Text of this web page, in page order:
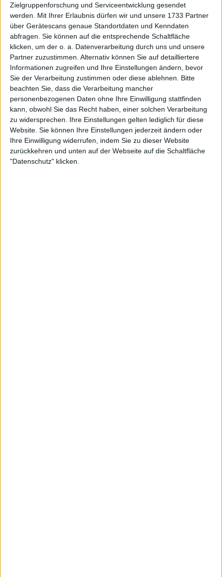
Zielgruppenforschung und Serviceentwicklung gesendet
werden.
Mit Ihrer Erlaubnis dürfen wir und unsere 1733 Partner
über Gerätescans genaue Standortdaten und Kenndaten
abfragen. Sie können auf die entsprechende Schaltfläche
klicken, um der o. a. Datenverarbeitung durch uns und unsere
Partner zuzustimmen. Alternativ können Sie auf detailliertere
Informationen zugreifen und Ihre Einstellungen ändern, bevor
Sie der Verarbeitung zustimmen oder diese ablehnen.
Bitte
beachten Sie, dass die Verarbeitung mancher
personenbezogenen Daten ohne Ihre Einwilligung stattfinden
kann, obwohl Sie das Recht haben, einer solchen Verarbeitung
zu widersprechen. Ihre Einstellungen gelten lediglich für diese
Website. Sie können Ihre Einstellungen jederzeit ändern oder
Ihre Einwilligung widerrufen, indem Sie zu dieser Website
zurückkehren und unten auf der Webseite auf die Schaltfläche
"Datenschutz" klicken.